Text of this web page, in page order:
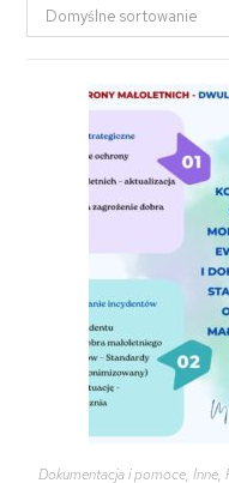
Domyślne sortowanie
Dokumentacja i pomoce, Inne,